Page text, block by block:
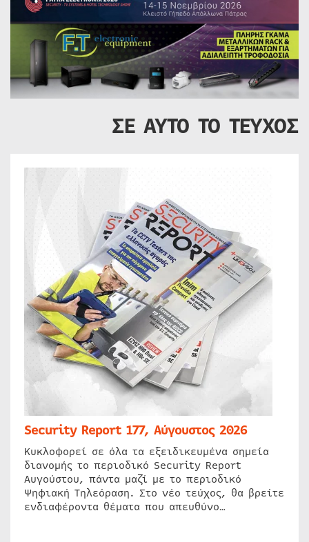
ΣΕ ΑΥΤΟ ΤΟ ΤΕΥΧΟΣ
Security Report 177, Αύγουστος 2026
Κυκλοφορεί σε όλα τα εξειδικευμένα σημεία
διανομής το περιοδικό Security Report
Αυγούστου, πάντα μαζί με το περιοδικό
Ψηφιακή Τηλεόραση. Στο νέο τεύχος, θα βρείτε
ενδιαφέροντα θέματα που απευθύνο…